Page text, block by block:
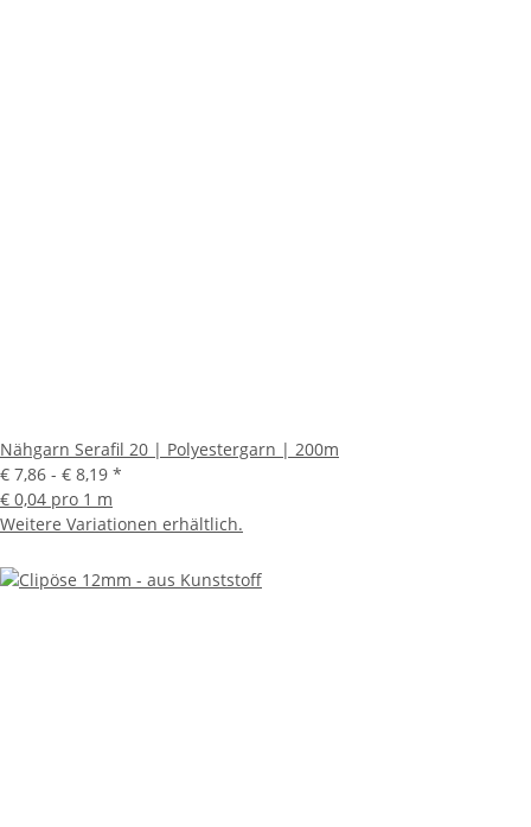
Nähgarn Serafil 20 | Polyestergarn | 200m
€ 7,86 - € 8,19 *
€ 0,04 pro 1 m
Weitere Variationen erhältlich.